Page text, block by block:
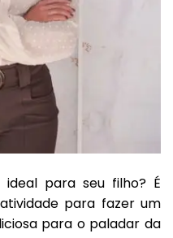
para seu filho? É
para fazer um
para o paladar da